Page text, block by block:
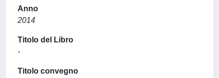
Anno
2014
Titolo del Libro
-
Titolo convegno